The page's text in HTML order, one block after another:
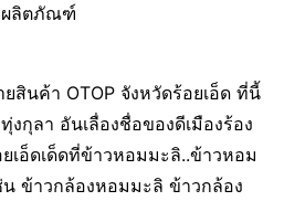
ผลิตภัณฑ์
สินค้า OTOP จังหวัดร้อยเอ็ด ที่นี้
กุลา อันเลื่องชื่อของดีเมืองร้อง
เอ็ดเด็ดที่ข้าวหอมมะลิ..ข้าวหอม
ข้าวกล้องหอมมะลิ ข้าวกล้อง